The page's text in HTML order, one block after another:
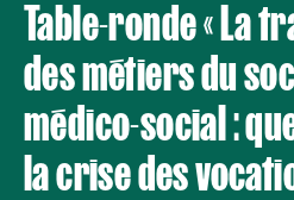
Table-ronde « La
des métiers du
médico-social :
la crise des